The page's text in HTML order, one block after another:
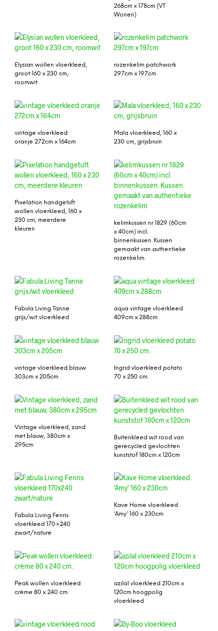
268cm x 178cm (VT
Wonen)
Elysian wollen vloerkleed,
groot 160 x 230 cm,
roomwit
rozenkelim patchwork
297cm x 197cm
vintage vloerkleed
oranje 272cm x 164cm
Mala vloerkleed, 160 x
230 cm, grijsbruin
Pixelation handgetuft
wollen vloerkleed, 160 x
230 cm, meerdere
kleuren
kelimkussen nr 1829 (60cm
x 40cm) incl.
binnenkussen. Kussen
gemaakt van authentieke
rozenkelim
Fabula Living Tanne
grijs/wit vloerkleed
aqua vintage vloerkleed
409cm x 288cm
vintage vloerkleed blauw
303cm x 205cm
Ingrid vloerkleed potato
70 x 250 cm.
Vintage vloerkleed, zand
met blauw, 380cm x
295cm
Buitenkleed wit rood van
gerecycled gevlochten
kunststof 180cm x 120cm
Fabula Living Fenris
vloerkleed 170×240
zwart/nature
Kave Home vloerkleed
‘Amy’ 160 x 230cm
Peak wollen vloerkleed
crème 80 x 240 cm.
azilal vloerkleed 210cm x
120cm hoogpolig
vloerkleed